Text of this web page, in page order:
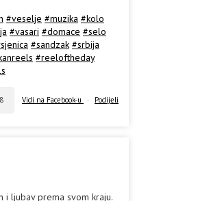
#veselje #muzika #kolo
#vasari #domace #selo
#sandzak #srbija
#reeloftheday
Vidi na Facebook-u · Podijeli
i ljubav prema svom kraju.